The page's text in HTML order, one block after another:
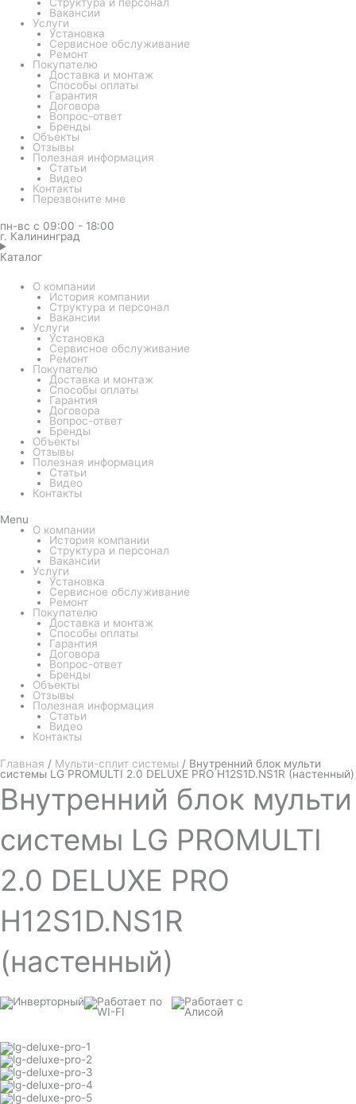
Вакансии
Услуги
Установка
Сервисное обслуживание
Ремонт
Покупателю
Доставка и монтаж
Способы оплаты
Гарантия
Договора
Вопрос-ответ
Бренды
Объекты
Отзывы
Полезная информация
Статьи
Видео
Контакты
Перезвоните мне
пн-вс с 09:00 - 18:00
г. Калининград
Каталог
О компании
История компании
Структура и персонал
Вакансии
Услуги
Установка
Сервисное обслуживание
Ремонт
Покупателю
Доставка и монтаж
Способы оплаты
Гарантия
Договора
Вопрос-ответ
Бренды
Объекты
Отзывы
Полезная информация
Статьи
Видео
Контакты
Menu
О компании
История компании
Структура и персонал
Вакансии
Услуги
Установка
Сервисное обслуживание
Ремонт
Покупателю
Доставка и монтаж
Способы оплаты
Гарантия
Договора
Вопрос-ответ
Бренды
Объекты
Отзывы
Полезная информация
Статьи
Видео
Контакты
Главная / Мульти-сплит системы / Внутренний блок мульти
системы LG PROMULTI 2.0 DELUXE PRO H12S1D.NS1R (настенный)
Внутренний блок мульти
системы LG PROMULTI
2.0 DELUXE PRO
H12S1D.NS1R
(настенный)